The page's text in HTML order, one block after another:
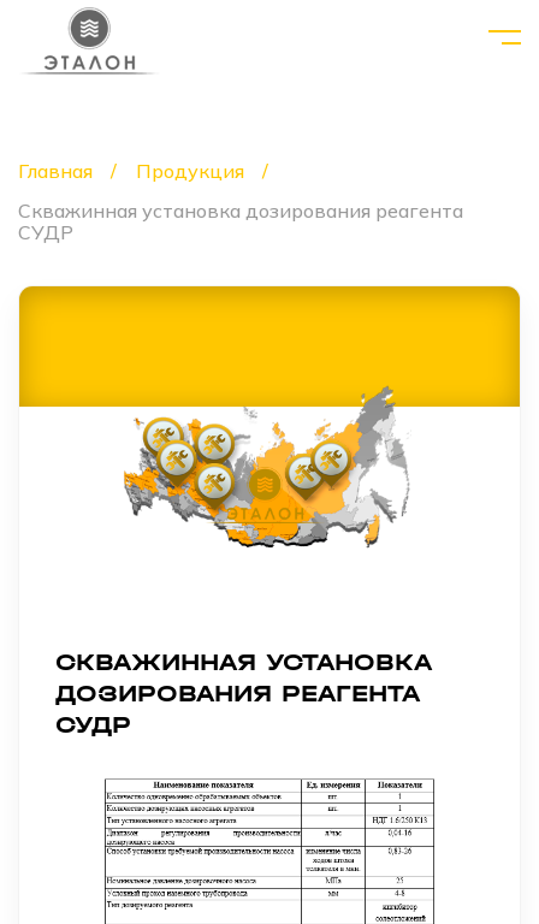
Главная
Продукция
Скважинная установка дозирования реагента
СУДР
СКВАЖИННАЯ УСТАНОВКА
ДОЗИРОВАНИЯ РЕАГЕНТА
СУДР